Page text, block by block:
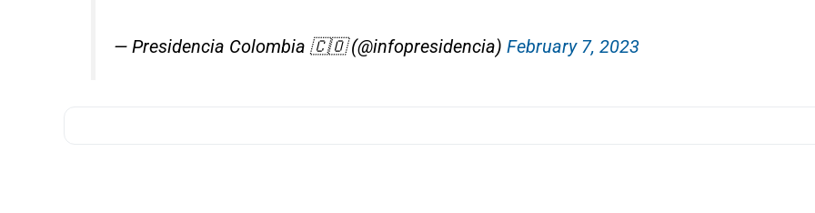
— Presidencia Colombia 🇨🇴 (@infopresidencia) February 7, 2023